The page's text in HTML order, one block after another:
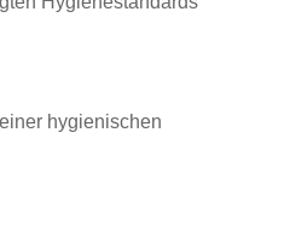
hygienischen